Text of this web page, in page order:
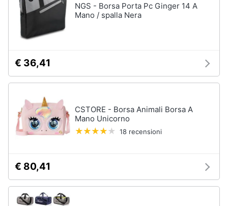
Brico
e
Giardinaggio
e
igiene
Beauty
Giocattoli
infanzia
Fotografia
Scarpe
bambino
bambina
neonati
Copertina
neonato
Vedi
tutti
Sneakers
Scarpe
nike
NGS - Borsa Porta Pc Ginger 14 A
Mano / spalla Nera
€ 36,41
CSTORE - Borsa Animali Borsa A
Mano Unicorno
18 recensioni
€ 80,41